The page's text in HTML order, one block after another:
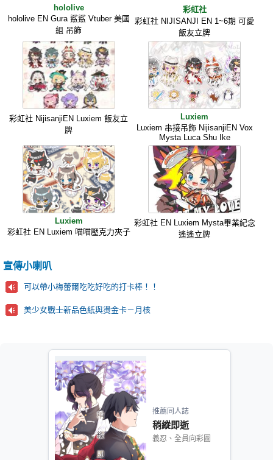
hololive
hololive EN Gura 鯊鯊 Vtuber 美國
組 吊飾
彩虹社
彩虹社 NIJISANJI EN 1~6期 可愛
飯友立牌
彩虹社 NijisanjiEN Luxiem 飯友立
牌
Luxiem
Luxiem 串接吊飾 NijisanjiEN Vox
Mysta Luca Shu Ike
Luxiem
彩虹社 EN Luxiem 喵喵壓克力夾子
彩虹社 EN Luxiem Mysta畢業紀念
遙遙立牌
宣傳小喇叭
可以帶小梅蕾爾吃吃好吃的打卡棒！！
美少女戰士新品色紙與燙金卡－月核
推薦同人誌
稍縱即逝
義忍、全員向彩圖